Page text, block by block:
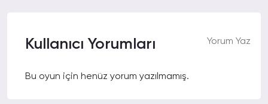
Kullanıcı Yorumları Yorum Yaz
Bu oyun için henüz yorum yazılmamış.